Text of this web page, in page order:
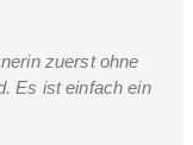
zuerst ohne
Es ist einfach ein